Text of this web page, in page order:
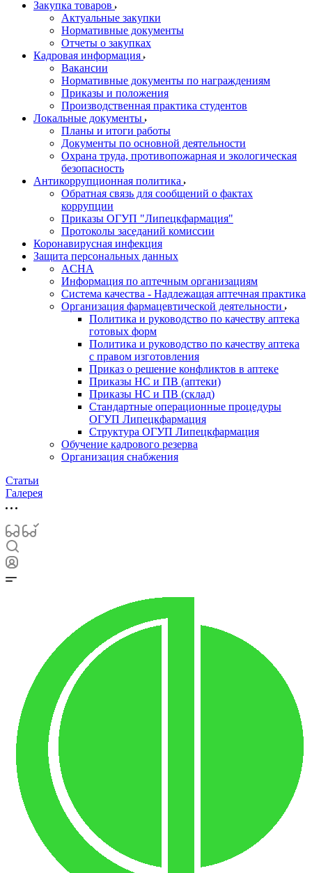
Закупка товаров
Актуальные закупки
Нормативные документы
Отчеты о закупках
Кадровая информация
Вакансии
Нормативные документы по награждениям
Приказы и положения
Производственная практика студентов
Локальные документы
Планы и итоги работы
Документы по основной деятельности
Охрана труда, противопожарная и экологическая
безопасность
Антикоррупционная политика
Обратная связь для сообщений о фактах
коррупции
Приказы ОГУП "Липецкфармация"
Протоколы заседаний комиссии
Коронавирусная инфекция
Защита персональных данных
ACHA
Информация по аптечным организациям
Система качества - Надлежащая аптечная практика
Организация фармацевтической деятельности
Политика и руководство по качеству аптека
готовых форм
Политика и руководство по качеству аптека
с правом изготовления
Приказ о решение конфликтов в аптеке
Приказы НС и ПВ (аптеки)
Приказы НС и ПВ (склад)
Стандартные операционные процедуры
ОГУП Липецкфармация
Структура ОГУП Липецкфармация
Обучение кадрового резерва
Организация снабжения
Статьи
Галерея